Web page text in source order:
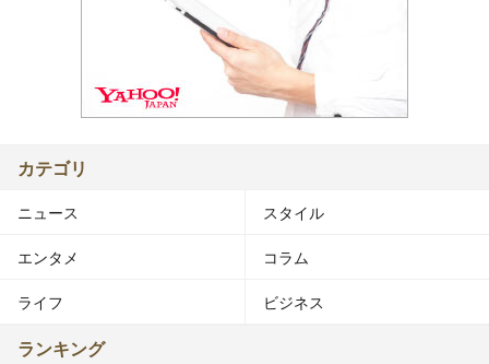
カテゴリ
ニュース スタイル
エンタメ コラム
ライフ ビジネス
ランキング